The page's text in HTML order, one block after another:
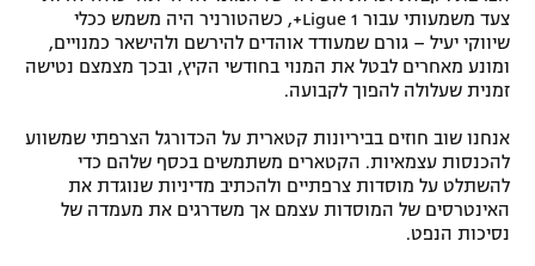
צעד משמעותי עבור Ligue 1+, כשהטורניר היה משמש ככלי
שיווקי יעיל – גורם שמעודד אוהדים להירשם ולהישאר כמנויים,
ומונע מאחרים לבטל את המנוי בחודשי הקיץ, ובכך מצמצם נטישה
זמנית שעלולה להפוך לקבועה.
אנחנו שוב חוזים בביריונות קטארית על הכדורגל הצרפתי שמשווע
להכנסות עצמאיות. הקטארים משתמשים בכסף שלהם כדי
להשתלט על מוסדות צרפתיים ולהכתיב מדיניות שנוגדת את
האינטרסים של המוסדות עצמם אך משדרגים את מעמדה של
נסיכות הנפט.